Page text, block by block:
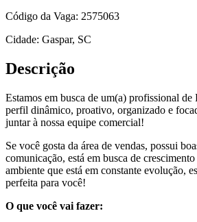
Código da Vaga: 2575063
Cidade: Gaspar, SC
Descrição
Estamos em busca de um(a) profissional de
perfil dinâmico, proativo, organizado e
juntar à nossa equipe comercial!
Se você gosta da área de vendas, possui
comunicação, está em busca de
ambiente que está em constante evolução,
perfeita para você!
O que você vai fazer: